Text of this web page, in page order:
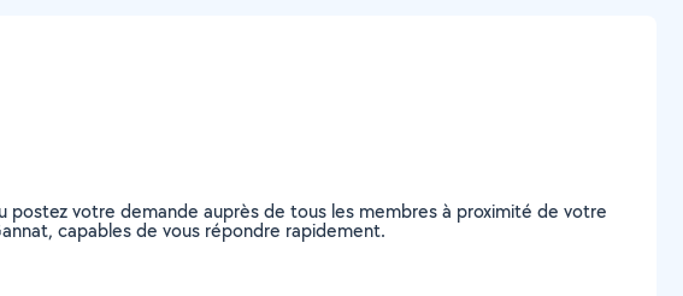
postez votre demande auprès de tous les membres à proximité de votre
capables de vous répondre rapidement.